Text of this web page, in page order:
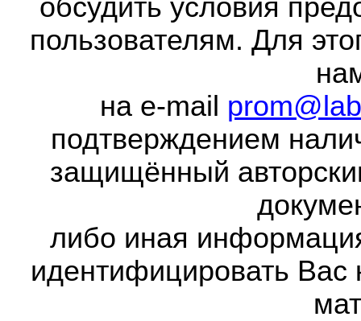
обсудить условия
пользователям. Для
на e-mail
подтверждением
защищённый
либо иная
идентифицировать Вас